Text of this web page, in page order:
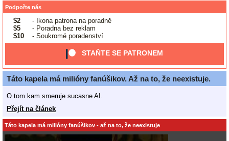
Podpořte nás
$2
- Ikona patrona na poradně
$5
- Poradna bez reklam
$10
- Soukromé poradenství
STAŇTE SE PATRONEM
Táto kapela má milióny fanúšikov. Až na to, že neexistuje.
O tom kam smeruje sucasne AI.
Přejít na článek
Táto kapela má milióny fanúšikov - až na to, že neexistuje